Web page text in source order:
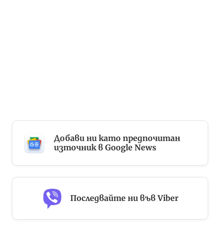
Добави ни като предпочитан
източник в Google News
Последвайте ни във Viber